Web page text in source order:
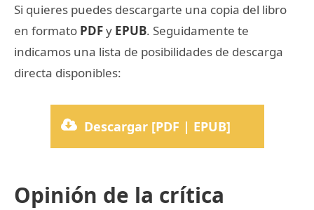
Si quieres puedes descargarte una copia del libro
en formato PDFy EPUB. Seguidamente te
indicamos una lista de posibilidades de descarga
directa disponibles:
Descargar [PDF | EPUB]
Opinión de la crítica